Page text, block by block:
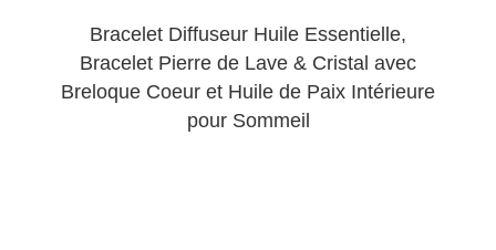
Bracelet Diffuseur Huile Essentielle,
Bracelet Pierre de Lave & Cristal avec
Breloque Coeur et Huile de Paix Intérieure
pour Sommeil